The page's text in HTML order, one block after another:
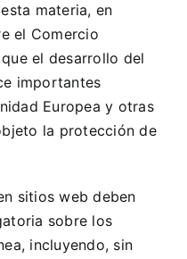
materia, en
el Comercio
el desarrollo del
importantes
Europea y otras
la protección de
sitios web deben
sobre los
incluyendo, sin